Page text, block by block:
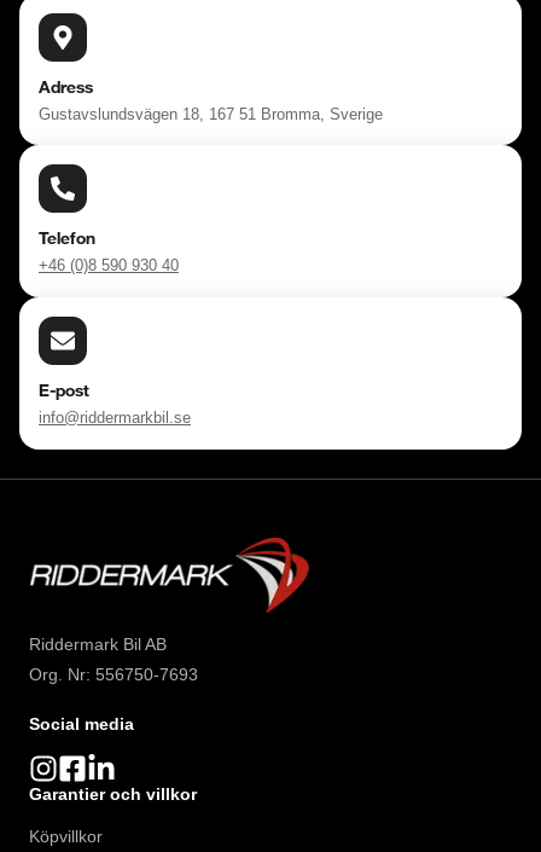
Adress
Gustavslundsvägen 18, 167 51 Bromma, Sverige
Telefon
+46 (0)8 590 930 40
E-post
info@riddermarkbil.se
Riddermark Bil AB
Org. Nr: 556750-7693
Social media
Garantier och villkor
Köpvillkor